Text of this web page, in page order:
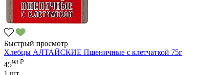
Быстрый просмотр
Хлебцы АЛТАЙСКИЕ Пшеничные с клетчаткой 75г
4598 ₽
1 шт